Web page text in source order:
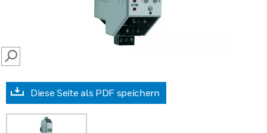
SEARCH
Diese Seite als PDF speichern